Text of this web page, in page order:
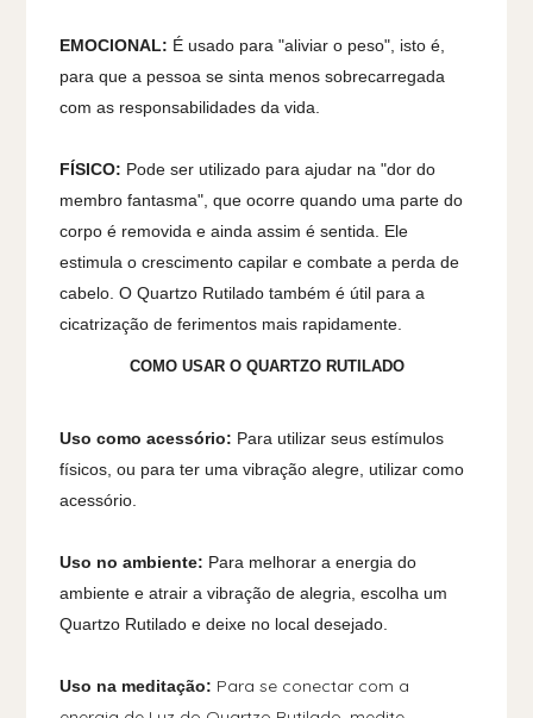
EMOCIONAL: É usado para "aliviar o peso", isto é,
para que a pessoa se sinta menos sobrecarregada
com as responsabilidades da vida.
FÍSICO: Pode ser utilizado para ajudar na "dor do
membro fantasma", que ocorre quando uma parte do
corpo é removida e ainda assim é sentida. Ele
estimula o crescimento capilar e combate a perda de
cabelo. O Quartzo Rutilado também é útil para a
cicatrização de ferimentos mais rapidamente.
COMO USAR O QUARTZO RUTILADO
Uso como acessório: Para utilizar seus estímulos
físicos, ou para ter uma vibração alegre, utilizar como
acessório.
Uso no ambiente: Para melhorar a energia do
ambiente e atrair a vibração de alegria, escolha um
Quartzo Rutilado e deixe no local desejado.
Uso na meditação: Para se conectar com a